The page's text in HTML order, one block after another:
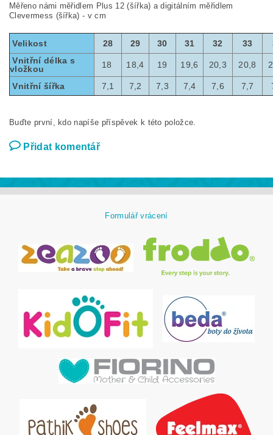
Měřeno námi měřidlem Plus 12 (šířka) a digitálním měřidlem
Clevermess (šířka) - v cm
Velikost 28 29 30 31 32 33
Vnitřní délka s
vložkou
18 18,4 19 19,6 20,3 20,8
Vnitřní šířka 7,1 7,2 7,3 7,4 7,6 7,7
Buďte první, kdo napíše příspěvek k této položce.
Přidat komentář
Formulář vrácení